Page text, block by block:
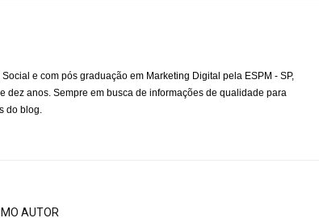
e com pós graduação em Marketing Digital pela ESPM - SP,
dez anos. Sempre em busca de informações de qualidade para
do blog.
AUTOR